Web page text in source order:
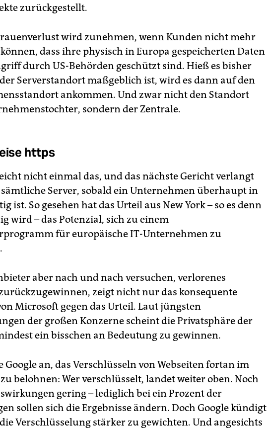
zurückgestellt.
wird zunehmen, wenn Kunden nicht mehr
dass ihre physisch in Europa gespeicherten Daten
durch US-Behörden geschützt sind. Hieß es bisher
Serverstandort maßgeblich ist, wird es dann auf den
ankommen. Und zwar nicht den Standort
sondern der Zentrale.
https
nicht einmal das, und das nächste Gericht verlangt
Server, sobald ein Unternehmen überhaupt in
ist. So gesehen hat das Urteil aus New York – so es denn
wird – das Potenzial, sich zu einem
für europäische IT-Unternehmen zu
aber nach und nach versuchen, verlorenes
zeigt nicht nur das konsequente
Microsoft gegen das Urteil. Laut jüngsten
der großen Konzerne scheint die Privatsphäre der
ein bisschen an Bedeutung zu gewinnen.
Google an, das Verschlüsseln von Webseiten fortan im
belohnen: Wer verschlüsselt, landet weiter oben. Noch
gering – lediglich bei ein Prozent der
sollen sich die Ergebnisse ändern. Doch Google kündigt
Verschlüsselung stärker zu gewichten. Und angesichts